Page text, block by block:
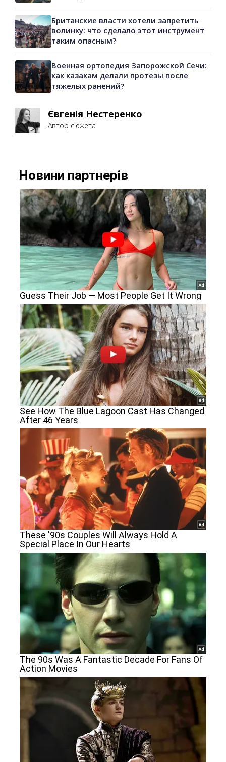
Британские власти хотели запретить
волинку: что сделало этот инструмент
таким опасным?
Военная ортопедия Запорожской Сечи:
как казакам делали протезы после
тяжелых ранений?
Євгенія Нестеренко
Автор сюжета